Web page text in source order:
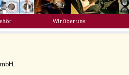
Wir über uns